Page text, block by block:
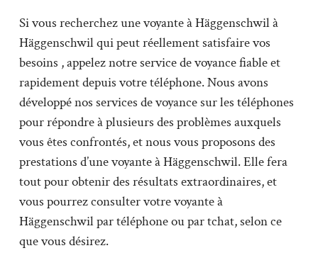
Si vous recherchez une voyante à Häggenschwil à
Häggenschwil qui peut réellement satisfaire vos
besoins , appelez notre service de voyance fiable et
rapidement depuis votre téléphone. Nous avons
développé nos services de voyance sur les téléphones
pour répondre à plusieurs des problèmes auxquels
vous êtes confrontés, et nous vous proposons des
prestations d’une voyante à Häggenschwil. Elle fera
tout pour obtenir des résultats extraordinaires, et
vous pourrez consulter votre voyante à
Häggenschwil par téléphone ou par tchat, selon ce
que vous désirez.